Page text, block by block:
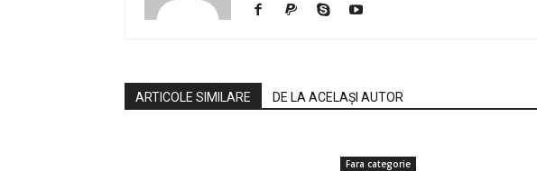
ARTICOLE SIMILARE DE LA ACELAȘI AUTOR
Fara categorie